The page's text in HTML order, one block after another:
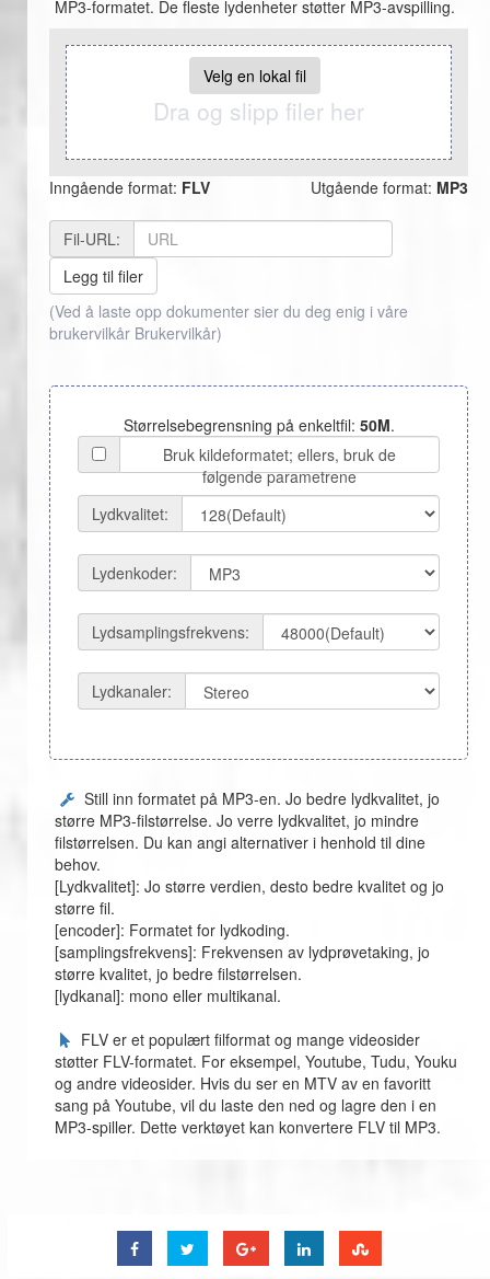
MP3-formatet. De fleste lydenheter støtter MP3-avspilling.
Velg en lokal fil
Dra og slipp filer her
Inngående format: FLV Utgående format: MP3
Fil-URL:
Legg til filer
(Ved å laste opp dokumenter sier du deg enig i våre
brukervilkår Brukervilkår)
Størrelsebegrensning på enkeltfil: 50M.
Bruk kildeformatet; ellers, bruk de
følgende parametrene
Lydkvalitet:
Lydenkoder:
Lydsamplingsfrekvens:
Lydkanaler:
Still inn formatet på MP3-en. Jo bedre lydkvalitet, jo
større MP3-filstørrelse. Jo verre lydkvalitet, jo mindre
filstørrelsen. Du kan angi alternativer i henhold til dine
behov.
[Lydkvalitet]: Jo større verdien, desto bedre kvalitet og jo
større fil.
[encoder]: Formatet for lydkoding.
[samplingsfrekvens]: Frekvensen av lydprøvetaking, jo
større kvalitet, jo bedre filstørrelsen.
[lydkanal]: mono eller multikanal.
FLV er et populært filformat og mange videosider
støtter FLV-formatet. For eksempel, Youtube, Tudu, Youku
og andre videosider. Hvis du ser en MTV av en favoritt
sang på Youtube, vil du laste den ned og lagre den i en
MP3-spiller. Dette verktøyet kan konvertere FLV til MP3.